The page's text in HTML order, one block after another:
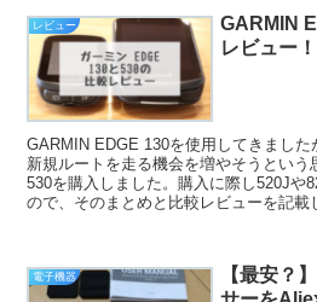
レビュー
GARMIN
レビュー！
GARMIN EDGE 130を使用してきました
新規ルートを走る機会を増やそうという
530を購入しました。購入に際し520Jや
ので、そのまとめと比較レビューを記載
電子機器
【最安？